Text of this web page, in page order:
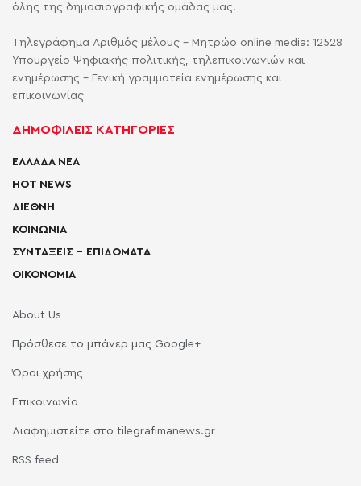
όλης της δημοσιογραφικής ομάδας μας.
Τηλεγράφημα Αριθμός μέλους - Μητρώο online media: 12528
Υπουργείο Ψηφιακής πολιτικής, τηλεπικοινωνιών και
ενημέρωσης - Γενική γραμματεία ενημέρωσης και
επικοινωνίας
ΔΗΜΟΦΙΛΕΙΣ ΚΑΤΗΓΟΡΙΕΣ
ΕΛΛΑΔΑ ΝΕΑ
HOT NEWS
ΔΙΕΘΝΗ
ΚΟΙΝΩΝΙΑ
ΣΥΝΤΑΞΕΙΣ – ΕΠΙΔΟΜΑΤΑ
ΟΙΚΟΝΟΜΙΑ
About Us
Πρόσθεσε το μπάνερ μας Google+
Όροι χρήσης
Επικοινωνία
Διαφημιστείτε στο tilegrafimanews.gr
RSS feed